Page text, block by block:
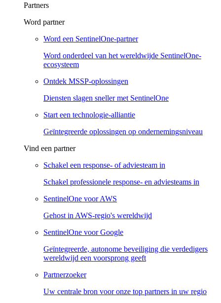
Partners
Word partner
Word een SentinelOne-partner
Word onderdeel van het wereldwijde SentinelOne-
ecosysteem
Ontdek MSSP-oplossingen
Diensten slagen sneller met SentinelOne
Start een technologie-alliantie
Geïntegreerde oplossingen op ondernemingsniveau
Vind een partner
Schakel een response- of adviesteam in
Schakel professionele response- en adviesteams in
SentinelOne voor AWS
Gehost in AWS-regio's wereldwijd
SentinelOne voor Google
Geïntegreerde, autonome beveiliging die verdedigers
wereldwijd een voorsprong geeft
Partnerzoeker
Uw centrale bron voor onze top partners in uw regio